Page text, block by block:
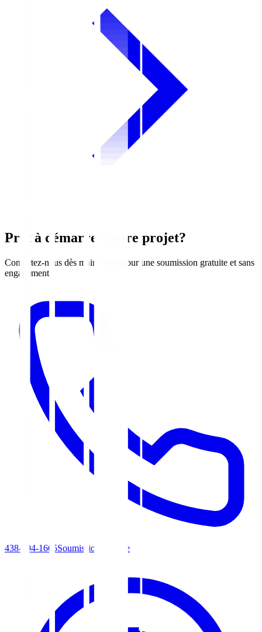
Prêt à démarrer votre projet?
Contactez-nous dès maintenant pour une soumission gratuite et sans
engagement.
438-494-1665Soumission gratuite